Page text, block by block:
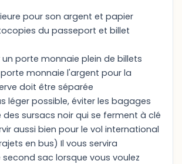
pour son argent et papier
du passeport et billet
un porte monnaie plein de billets
monnaie l'argent pour la
doit être séparée
léger possible, éviter les bagages
des sursacs noir qui se ferment à clé
aussi bien pour le vol international
en bus) Il vous servira
sac lorsque vous voulez